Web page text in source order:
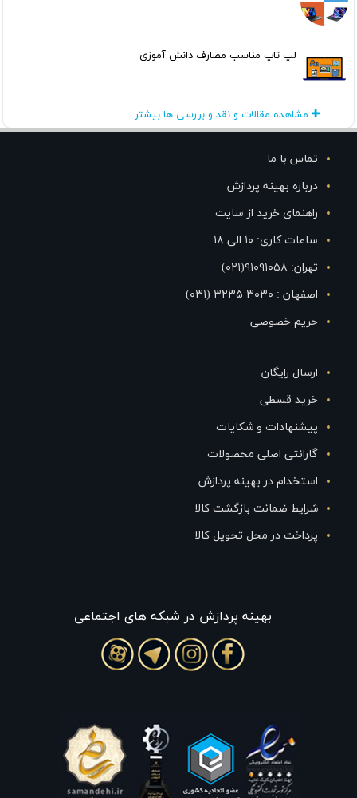
لپ تاپ مناسب مصارف دانش آموزی
مشاهده مقالات و نقد و بررسی ها بیشتر
تماس با ما
درباره بهینه پردازش
راهنمای خرید از سایت
ساعات کاری: ۱۰ الی ۱۸
تهران: ۹۱۰۹۱۰۵۸(۰۲۱)
اصفهان : ۳۰۳۰ ۳۲۳۵ (۰۳۱)
حریم خصوصی
ارسال رایگان
خرید قسطی
پیشنهادات و شکایات
گارانتی اصلی محصولات
استخدام در بهینه پردازش
شرایط ضمانت بازگشت کالا
پرداخت در محل تحویل کالا
بهينه پردازش در شبکه های اجتماعی